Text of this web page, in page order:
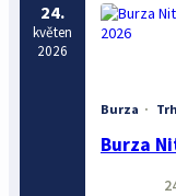
24.
květen
2026
Burza ·
Burza